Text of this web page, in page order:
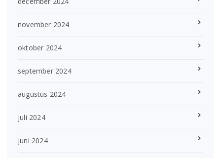
november 2024
oktober 2024
september 2024
augustus 2024
juli 2024
juni 2024